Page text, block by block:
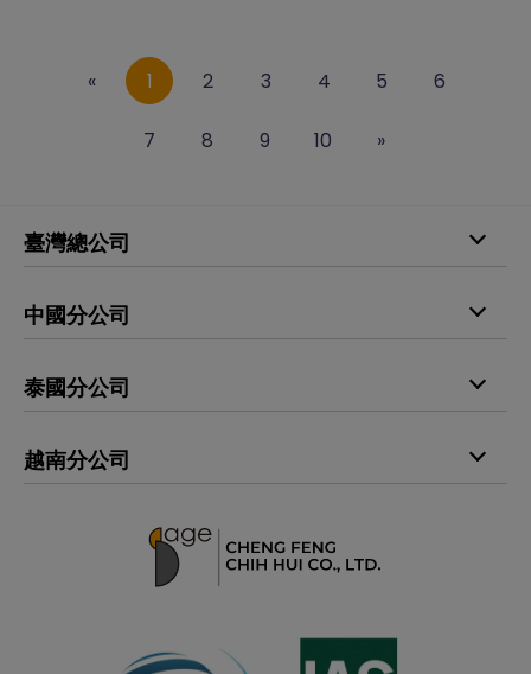
« 1 2 3 4 5 6
7 8 9 10 »
臺灣總公司
電話
傳真
+886-4-25296605
E-mail printingfilm@sage1988.com
地址
429009 臺中市神岡區神洲里豐洲路689巷30號
中國分公司
傳真
+86-769-85534992
地址
523878 廣東省東莞市長安鎮上角管理區新居路204號
泰國分公司
電話
傳真
+66-29163398
10520 曼谷市叻甲挽縣空頌洞帑區隆犒路第四村358／
越南分公司
越南胡志明市平新郡（TP. Hồ Chí Minh） 安樂坊
（Phường An Lạc） Bùi Tư Toàn（裴思全街）